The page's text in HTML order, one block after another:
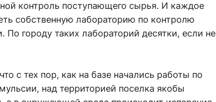
контроль поступающего сырья. И каждое
собственную лабораторию по контролю
По городу таких лабораторий десятки, если не
с тех пор, как на базе начались работы по
над территорией поселка якобы